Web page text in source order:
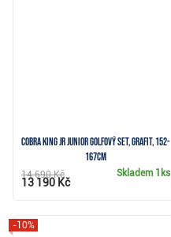
Cobra KING JR junior golfový set, grafit, 152-
167cm
Skladem 1ks
14 690 Kč
13 190 Kč
-10%